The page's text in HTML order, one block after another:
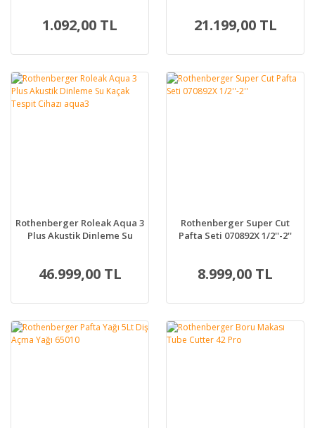
1.092,00 TL 21.199,00 TL
Rothenberger Roleak Aqua 3
Plus Akustik Dinleme Su
46.999,00 TL
Rothenberger Super Cut
Pafta Seti 070892X 1/2''-2''
8.999,00 TL